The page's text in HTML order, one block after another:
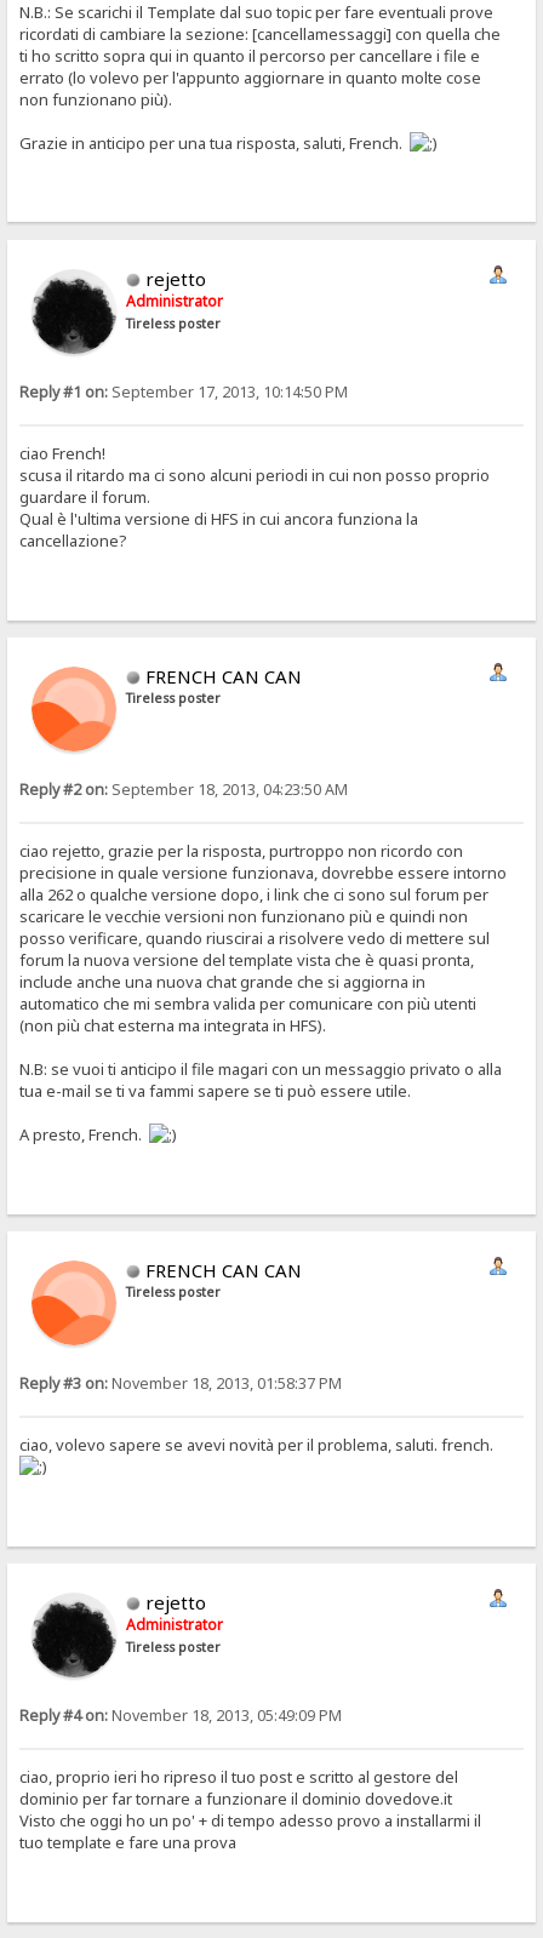
N.B.: Se scarichi il Template dal suo topic per fare eventuali prove
ricordati di cambiare la sezione: [cancellamessaggi] con quella che
ti ho scritto sopra qui in quanto il percorso per cancellare i file e
errato (lo volevo per l'appunto aggiornare in quanto molte cose
non funzionano più).
Grazie in anticipo per una tua risposta, saluti, French.
rejetto
Administrator
Tireless poster
Reply #1 on: September 17, 2013, 10:14:50 PM
ciao French!
scusa il ritardo ma ci sono alcuni periodi in cui non posso proprio
guardare il forum.
Qual è l'ultima versione di HFS in cui ancora funziona la
cancellazione?
FRENCH CAN CAN
Tireless poster
Reply #2 on: September 18, 2013, 04:23:50 AM
ciao rejetto, grazie per la risposta, purtroppo non ricordo con
precisione in quale versione funzionava, dovrebbe essere intorno
alla 262 o qualche versione dopo, i link che ci sono sul forum per
scaricare le vecchie versioni non funzionano più e quindi non
posso verificare, quando riuscirai a risolvere vedo di mettere sul
forum la nuova versione del template vista che è quasi pronta,
include anche una nuova chat grande che si aggiorna in
automatico che mi sembra valida per comunicare con più utenti
(non più chat esterna ma integrata in HFS).
N.B: se vuoi ti anticipo il file magari con un messaggio privato o alla
tua e-mail se ti va fammi sapere se ti può essere utile.
A presto, French.
FRENCH CAN CAN
Tireless poster
Reply #3 on:November 18, 2013, 01:58:37 PM
ciao, volevo sapere se avevi novità per il problema, saluti. french.
rejetto
Administrator
Tireless poster
Reply #4 on:November 18, 2013, 05:49:09 PM
ciao, proprio ieri ho ripreso il tuo post e scritto al gestore del
dominio per far tornare a funzionare il dominio dovedove.it
Visto che oggi ho un po' + di tempo adesso provo a installarmi il
tuo template e fare una prova